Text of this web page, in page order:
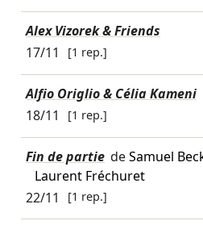
Alex Vizorek & Friends
17/11
[1 rep.]
Alfio Origlio & Célia Kameni
18/11
[1 rep.]
Fin de partie deSamuel
Laurent Fréchuret
22/11
[1 rep.]